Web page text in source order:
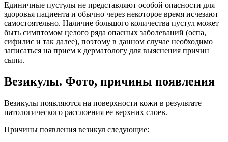
Единичные пустулы не представляют особой опасности для
здоровья пациента и обычно через некоторое время исчезают
самостоятельно. Наличие большого количества пустул может
быть симптомом целого ряда опасных заболеваний (оспа,
сифилис и так далее), поэтому в данном случае необходимо
записаться на прием к дерматологу для выяснения причин
сыпи.
Везикулы. Фото, причины появления
Везикулы появляются на поверхности кожи в результате
патологического расслоения ее верхних слоев.
Причины появления везикул следующие: